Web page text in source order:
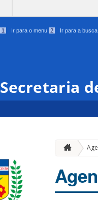
1 Ir para o menu 2 Ir para a busca
Secretaria